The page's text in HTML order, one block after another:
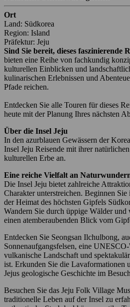
Ort
Land: Südkorea
Region: Island
Präfektur: Jeju
Sind Sie bereit, dieses faszinierende
bieten eine Reihe von fachkundig
kulturellen Einblicken und
kulinarischen Erlebnissen und
Pfade reichen.
Entdecken Sie alle Touren für dieses
heute mit der Planung Ihres nächsten
Über die Insel Jeju
In den azurblauen Gewässern der
Insel Jeju Reisende mit ihrer
kulturellen Erbe an.
Eine reiche Vielfalt an
Die Insel Jeju bietet zahlreiche
Charakter unterstreichen. Beginnen
der Heimat des höchsten Gipfels
Wandern Sie durch üppige Wälder und
einen atemberaubenden Blick vom
Entdecken Sie Seongsan Ilchulbong,
Sonnenaufgangsfelsen, eine
vulkanische Landschaft und
ist. Erkunden Sie die Lavaformationen
Jejus geologische Geschichte im
Besuchen Sie das Jeju Folk Village
traditionelle Leben auf der Insel zu